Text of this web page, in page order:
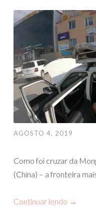
AGOSTO 4, 2019
Como foi cruzar da
(China) – a fronteira
Continuar lendo →